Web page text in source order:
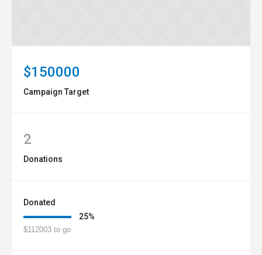
$150000
Campaign Target
2
Donations
Donated
25%
$112003 to go